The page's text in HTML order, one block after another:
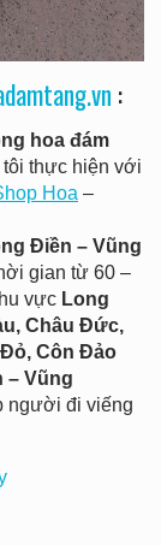
:
hoa đám
thực hiện với
Hoa –
Điền – Vũng
gian từ 60 –
vực Long
Châu Đức,
Côn Đảo
– Vũng
người đi viếng